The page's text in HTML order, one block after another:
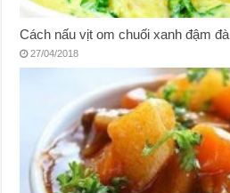
Cách nấu vịt om chuối xanh đậm đà
27/04/2018